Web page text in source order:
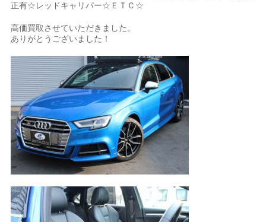
正有☆レッドキャリパー☆ＥＴＣ☆
高価買取させていただきました。
ありがとうございました！